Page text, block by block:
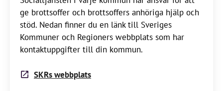
ge brottsoffer och brottsoffers anhöriga hjälp och
stöd. Nedan finner du en länk till Sveriges
Kommuner och Regioners webbplats som har
kontaktuppgifter till din kommun.
SKRs webbplats